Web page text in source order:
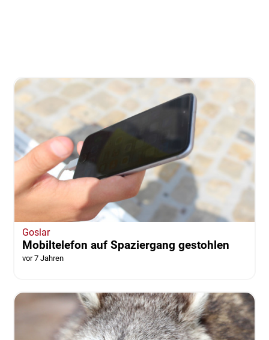
Goslar
Mobiltelefon auf Spaziergang gestohlen
vor 7 Jahren